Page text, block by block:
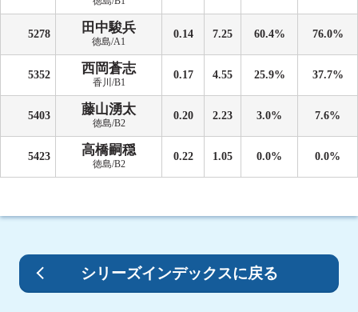
5278 田中駿兵
徳島/A1
0.14 7.25 60.4% 76.0%
5352 西岡蒼志
香川/B1
0.17 4.55 25.9% 37.7%
5403 藤山湧太
徳島/B2
0.20 2.23 3.0% 7.6%
5423 高橋嗣穏
徳島/B2
0.22 1.05 0.0% 0.0%
シリーズインデックスに戻る